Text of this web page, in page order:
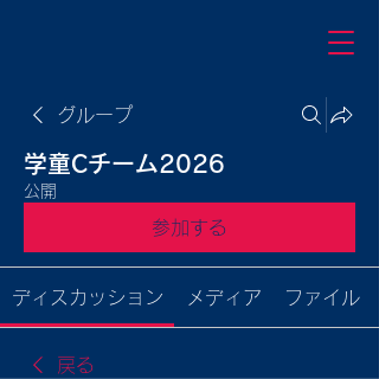
グループ
学童Cチーム2026
公開
参加する
ディスカッション メディア ファイル
戻る